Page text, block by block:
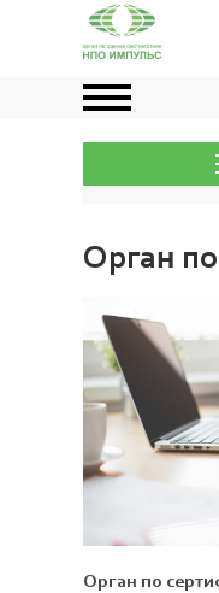
Орган
Орган по